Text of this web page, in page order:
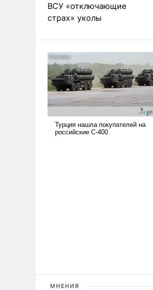
ВСУ «отключающие
страх» уколы
МНЕНИЯ